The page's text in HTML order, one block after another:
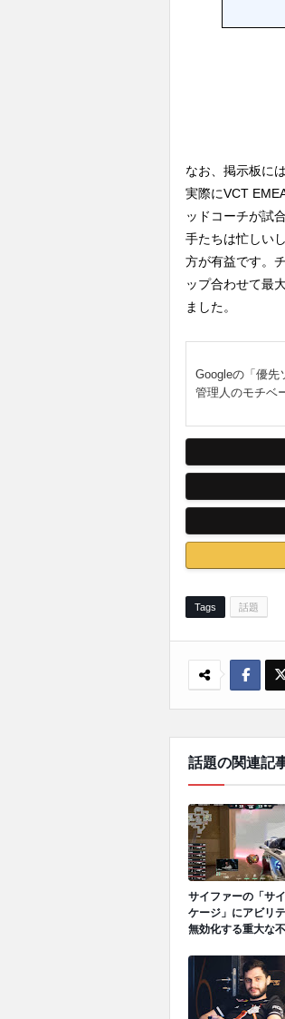
なお、掲示板に
実際にVCT
ッドコーチが試
手たちは忙しい
方が有益です。
ップ合わせて最
ました。
Googleの「優先
管理人のモチベ
Tags 話題
話題の関連記
サイファーの「サ
ケージ」にアビリ
無効化する重大な
vs GEでも発生